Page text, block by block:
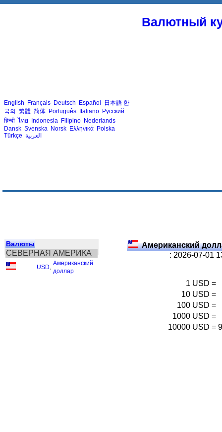
Валютный
English Français Deutsch Español 日本語 한
국의 繁體 简体 Português Italiano Русский
हिन्दी ไทย Indonesia Filipino Nederlands
Dansk Svenska Norsk Ελληνικά Polska
Türkçe العربية
Валюты
СЕВЕРНАЯ АМЕРИКА
USD
Американский
доллар
Американский
: 2026-07-01
1 USD =
10 USD =
100 USD =
1000 USD =
10000 USD =